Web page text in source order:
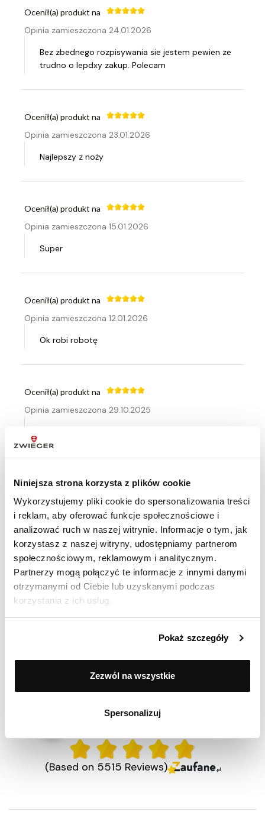
Niniejsza strona korzysta z plików cookie
Wykorzystujemy pliki cookie do spersonalizowania treści
i reklam, aby oferować funkcje społecznościowe i
analizować ruch w naszej witrynie. Informacje o tym, jak
korzystasz z naszej witryny, udostępniamy partnerom
społecznościowym, reklamowym i analitycznym.
Partnerzy mogą połączyć te informacje z innymi danymi
otrzymanymi od Ciebie lub uzyskanymi podczas
korzystania z ich usług.
Pokaż szczegóły
Zezwól na wszystkie
Spersonalizuj
Ocenił(a) produkt na
Opinia zamieszczona 24.01.2026
Bez zbednego rozpisywania sie jestem pewien ze
trudno o lepdxy zakup. Polecam
Ocenił(a) produkt na
Opinia zamieszczona 23.01.2026
Najlepszy z noży
Ocenił(a) produkt na
Opinia zamieszczona 15.01.2026
Super
Ocenił(a) produkt na
Opinia zamieszczona 12.01.2026
Ok robi robotę
Ocenił(a) produkt na
Opinia zamieszczona 29.10.2025
Ocenił(a) produkt na
Opinia zamieszczona 19.05.2025
Okey
Ocenił(a) produkt na
Opinia zamieszczona 04.05.2025
*****
(Based on 5515 Reviews)